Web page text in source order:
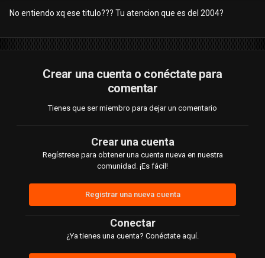
No entiendo xq ese titulo??? Tu atencion que es del 2004?
Crear una cuenta o conéctate para
comentar
Tienes que ser miembro para dejar un comentario
Crear una cuenta
Regístrese para obtener una cuenta nueva en nuestra
comunidad. ¡Es fácil!
Registrar una nueva cuenta
Conectar
¿Ya tienes una cuenta? Conéctate aquí.